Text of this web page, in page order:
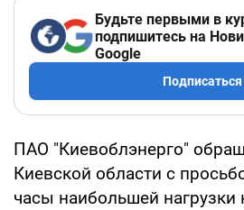
Будьте первыми в
подпишитесь на
Google
Подписаться
ПАО "Киевоблэнерго"
Киевской области с
часы наибольшей нагрузки